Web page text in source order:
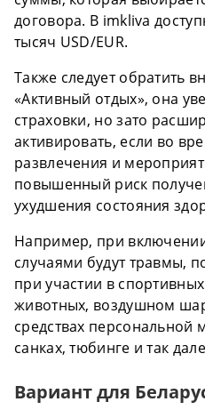
договора. В imkliva
тысяч USD/EUR.
Также следует обратить
«Активный отдых», она
страховки, но зато
активировать, если во
развлечения и
повышенный риск
ухудшения состояния
Например, при
случаями будут травмы,
при участии в
животных, воздушном
средствах персональной
санках, тюбинге и так
Вариант для